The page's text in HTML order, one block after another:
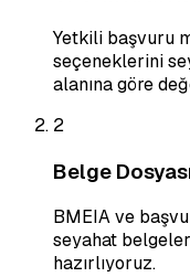
Yetkili başvuru
seçeneklerini
alanına göre
2
Belge
BMEIA ve
seyahat
hazırlıyoruz.